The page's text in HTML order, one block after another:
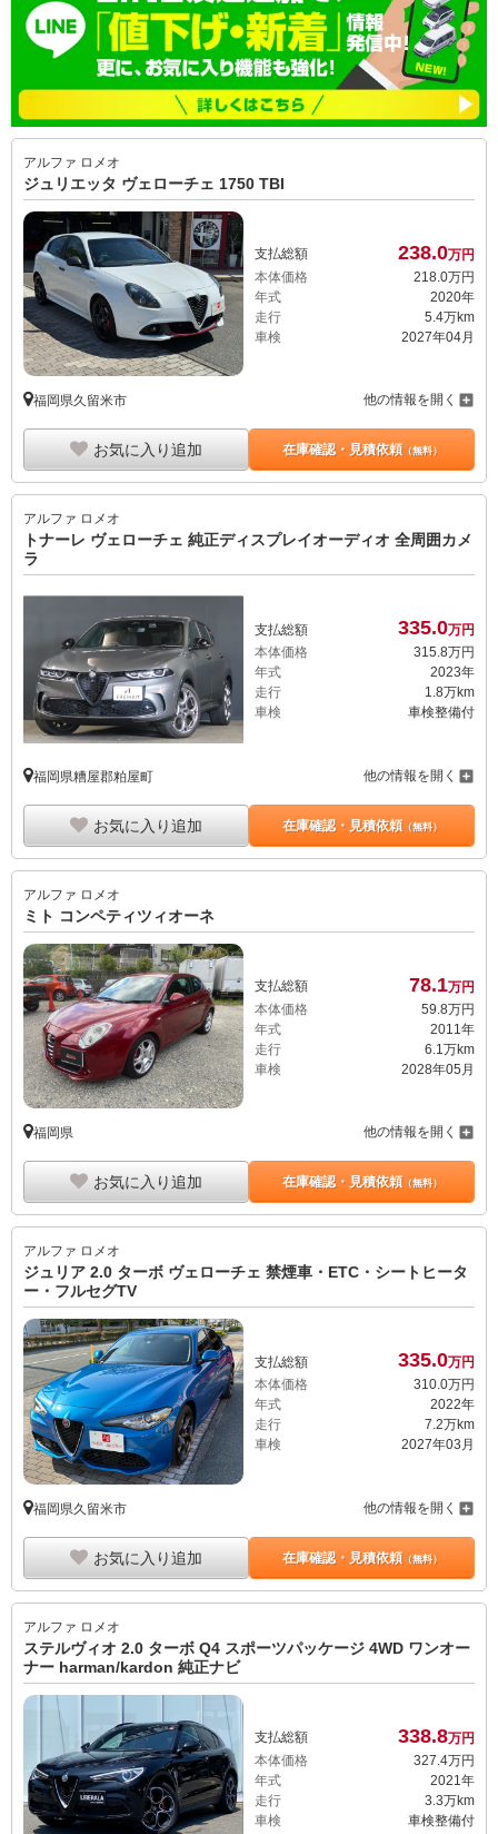
アルファ ロメオ
ジュリエッタ ヴェローチェ 1750 TBI
支払総額 238.0万円
本体価格
218. 0万円
年式
2020年
走行
5.4万km
車検
2027年04月
福岡県久留米市 他の情報を開く
お気に入り追加 在庫確認・見積依頼（無料）
アルファ ロメオ
トナーレ ヴェローチェ 純正ディスプレイオーディオ 全周囲カメ
ラ
支払総額 335.0万円
本体価格
315.8万円
年式
2023年
走行
1.8万km
車検
車検整備付
福岡県糟屋郡粕屋町 他の情報を開く
お気に入り追加 在庫確認・見積依頼（無料）
アルファ ロメオ
ミト コンペティツィオーネ
支払総額 78.1万円
本体価格
59. 8万円
年式
2011年
走行
6.1万km
車検
2028年05月
福岡県 他の情報を開く
お気に入り追加 在庫確認・見積依頼（無料）
アルファ ロメオ
ジュリア 2.0 ターボ ヴェローチェ 禁煙車・ETC・シートヒータ
ー・フルセグTV
支払総額 335.0万円
本体価格
310.0万円
年式
2022年
走行
7.2万km
車検
2027年03月
福岡県久留米市 他の情報を開く
お気に入り追加 在庫確認・見積依頼（無料）
アルファ ロメオ
ステルヴィオ 2.0 ターボ Q4 スポーツパッケージ 4WD ワンオー
ナー harman/kardon 純正ナビ
支払総額 338.8万円
本体価格
327. 4万円
年式
2021年
走行
3.3万km
車検
車検整備付